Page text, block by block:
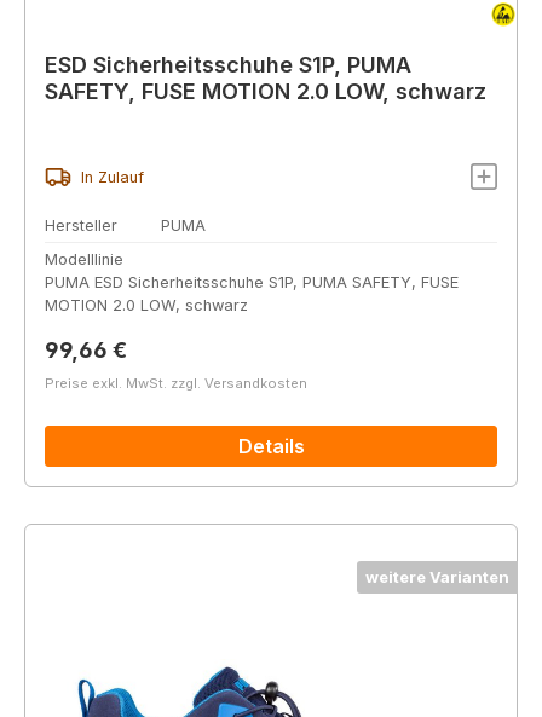
ESD Sicherheitsschuhe S1P, PUMA
SAFETY, FUSE MOTION 2.0 LOW, schwarz
In Zulauf
Hersteller
PUMA
Modelllinie
PUMA ESD Sicherheitsschuhe S1P, PUMA SAFETY, FUSE
MOTION 2.0 LOW, schwarz
Regulärer Preis:
99,66 €
Preise exkl. MwSt. zzgl. Versandkosten
Details
weitere Varianten